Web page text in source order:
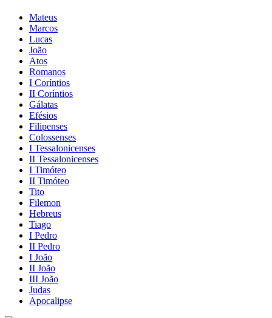
Mateus
Marcos
Lucas
João
Atos
Romanos
I Coríntios
II Coríntios
Gálatas
Efésios
Filipenses
Colossenses
I Tessalonicenses
II Tessalonicenses
I Timóteo
II Timóteo
Tito
Filemon
Hebreus
Tiago
I Pedro
II Pedro
I João
II João
III João
Judas
Apocalipse